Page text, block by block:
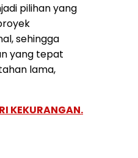
pilihan yang
sehingga
yang tepat
lama,
KEKURANGAN.